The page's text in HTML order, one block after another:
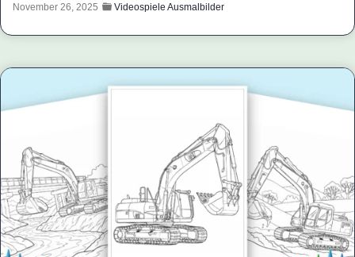
November 26, 2025 Videospiele Ausmalbilder